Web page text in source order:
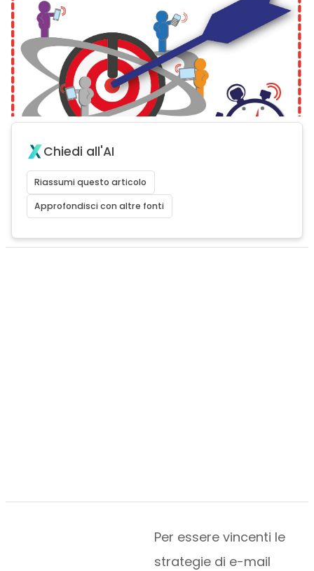
Chiedi all'AI
Riassumi questo articolo
Approfondisci con altre fonti
Per essere vincenti le
strategie di e-mail